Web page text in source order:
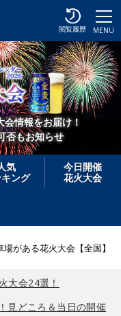
MENU
閲覧履歴
情報をお届け！
否もお知らせ
気
ング
今日開催
花火大会
場がある花火大会【全国】
大会24選！
見どころ＆当日の開催